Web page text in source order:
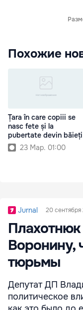
Похожие
Țara în care copiii se
nasc fete și la
pubertate devin băieți
23 Мар. 01:00
Jurnal 20 сентября
Плахотнюк
Воронину,
тюрьмы
Депутат ДП
политическое